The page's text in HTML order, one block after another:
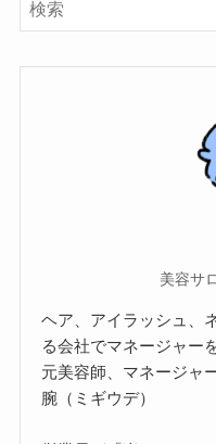
美容サ
ヘア、アイラッシュ、
る会社でマネージャー
元美容師、マネージャ
腕（ミギウデ）